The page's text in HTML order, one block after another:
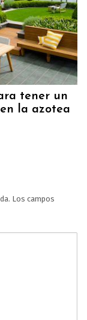
tener un
la azotea
Los campos